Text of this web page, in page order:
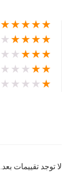
★
★
★
★
★
★
★
★
★
★
★
★
★
★
★
★
★
★
★
★
★
★
★
★
★
لا توجد تقييمات بعد.